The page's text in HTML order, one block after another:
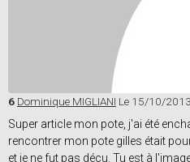
6 Dominique MIGLIANI Le 15/10/2013
Super article mon pote, j'ai été
rencontrer mon pote gilles était
et je ne fut pas déçu. Tu est à